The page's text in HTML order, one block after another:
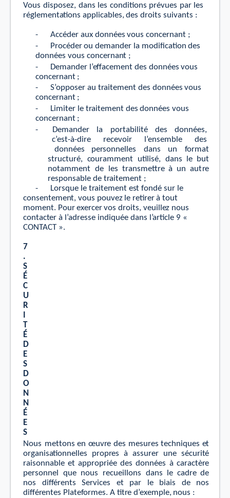
Vous disposez, dans les conditions prévues par les
réglementations applicables, des droits suivants :
- Accéder aux données vous concernant ;
-
Procéder ou demander la modiﬁcation des
données vous concernant ;
-
Demander ’eﬀacement des données vous
concernant ;
-
S’opposer au traitement des données vous
concernant ;
-
Limiter le traitement des données vous
concernant ;
-
Demander la portabilité des
données,
c’est-à-dire recevoir ’ensemble
des
données personnelles dans un format
structuré, couramment utilisé, dans le but
notamment de les transmettre à un autre
responsable de traitement ;
-
Lorsque le traitement est fondé sur le
consentement, vous pouvez le retirer àtout
moment. Pour exercer vos droits, veuill ez nous
contacter à l ’adresse indiquée dans l ’article 9 «
CONTACT ».
7
.
S
É
C
U
R
T
É
D
E
S
D
O
N
N
É
E
S
Nous mettons en œuvre des mesures techniques et
organisationnelles propres à assurer une sécurité
raisonnable et appropriée des données à caractère
personnel que nous recueillons dans le cadre de
nos diﬀérents Services et par le biais de
nos
diﬀérentes Pl ateformes. A titre d’exemple, nous :